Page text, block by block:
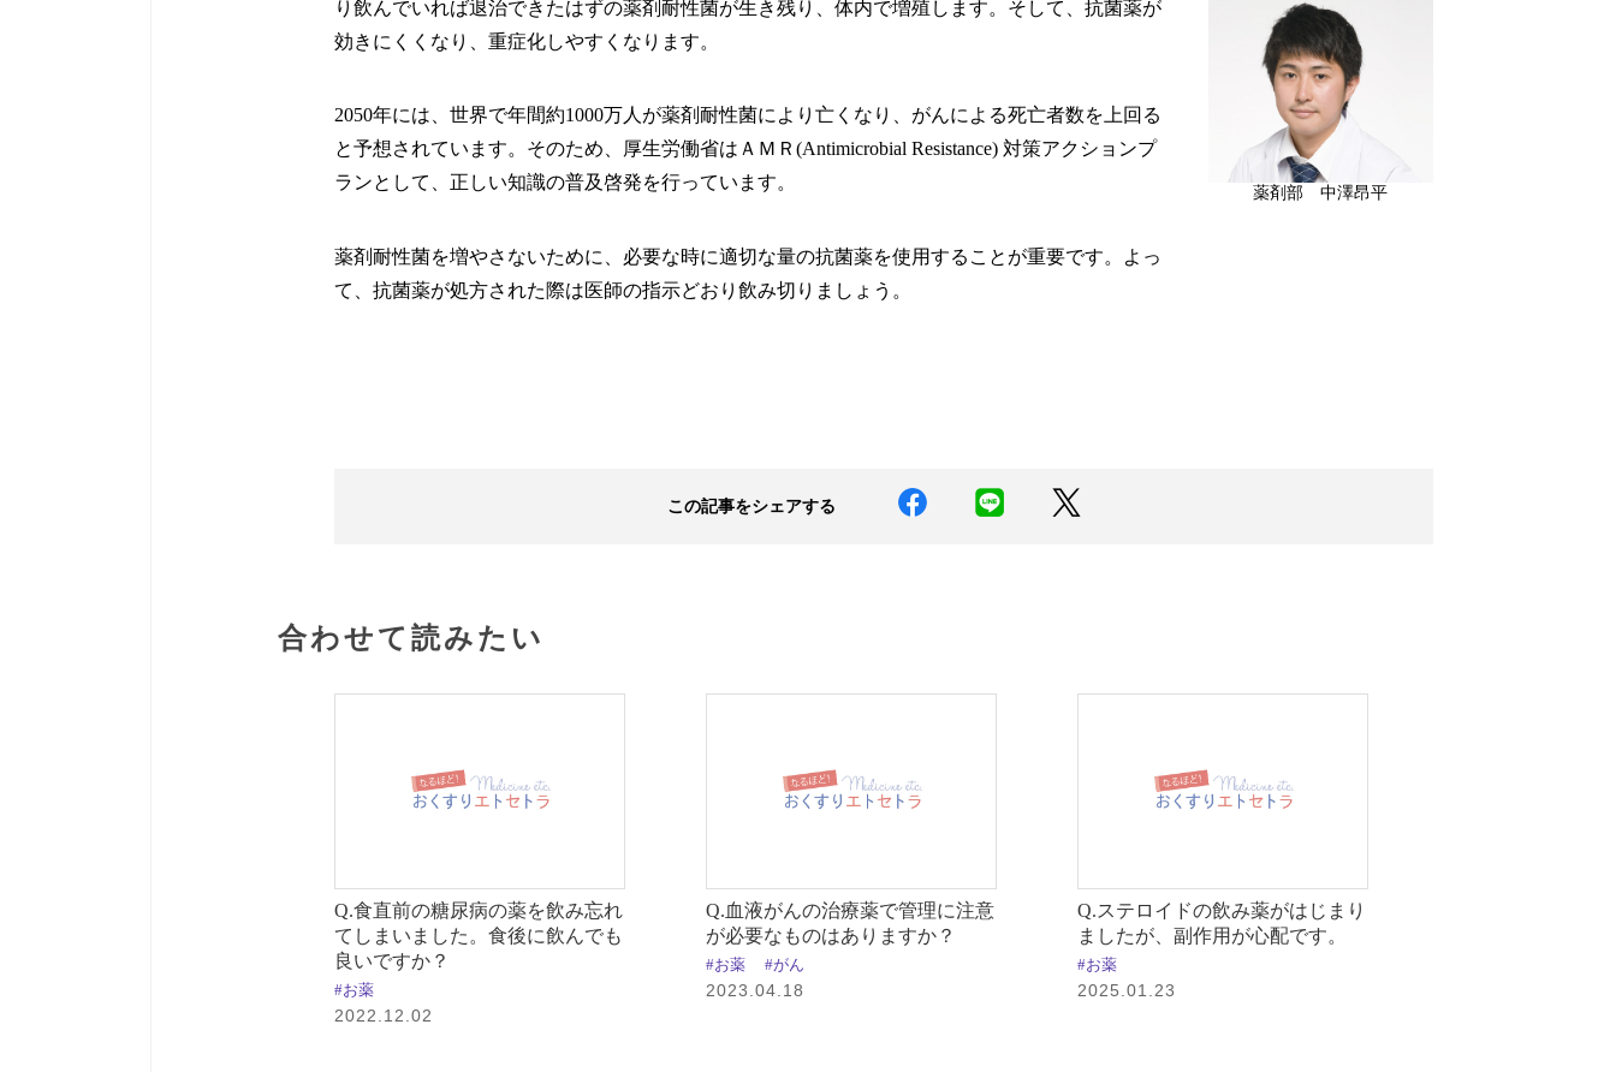
薬剤部 中澤昂平
り飲んでいれば退治できたはずの薬剤耐性菌が生き残り、体内で増殖します。そして、抗菌薬が
効きにくくなり、重症化しやすくなります。
2050年には、世界で年間約1000万人が薬剤耐性菌により亡くなり、がんによる死亡者数を上回る
と予想されています。そのため、厚生労働省はＡＭＲ(Antimicrobial Resistance) 対策アクションプ
ランとして、正しい知識の普及啓発を行っています。
薬剤耐性菌を増やさないために、必要な時に適切な量の抗菌薬を使用することが重要です。よっ
て、抗菌薬が処方された際は医師の指示どおり飲み切りましょう。
この記事をシェアする
合わせて読みたい​
Q.食直前の糖尿病の薬を飲み忘れ
てしまいました。食後に飲んでも
良いですか？
#お薬
2022.12.02
Q.血液がんの治療薬で管理に注意
が必要なものはありますか？
#お薬 #がん
2023.04.18
Q.ステロイドの飲み薬がはじまり
ましたが、副作用が心配です。
#お薬
2025.01.23